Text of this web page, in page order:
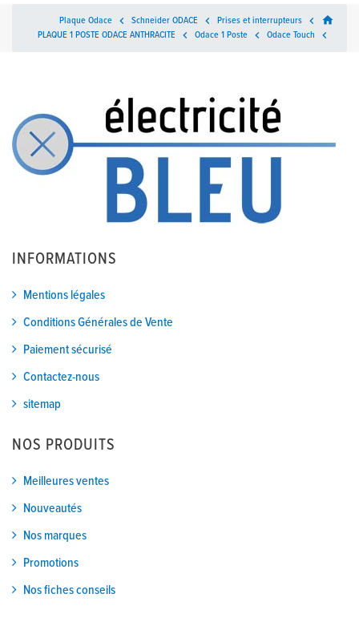
home

Prises et interrupteurs

Schneider ODACE

Plaque Odace

Odace Touch

Odace 1 Poste

PLAQUE 1 POSTE ODACE ANTHRACITE
INFORMATIONS
Mentions légales
Conditions Générales de Vente
Paiement sécurisé
Contactez-nous
sitemap
NOS PRODUITS
Meilleures ventes
Nouveautés
Nos marques
Promotions
Nos fiches conseils